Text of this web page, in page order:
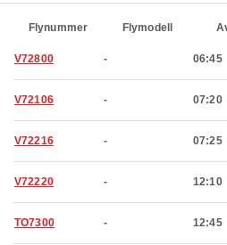
Flynummer Flymodell
V72800 - 06:45
V72106 - 07:20
V72216 - 07:25
V72220 - 12:10
TO7300 - 12:45